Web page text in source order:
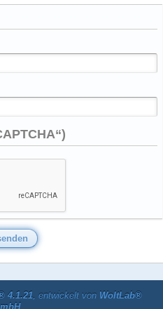
4.1.21, entwickelt von WoltLab®